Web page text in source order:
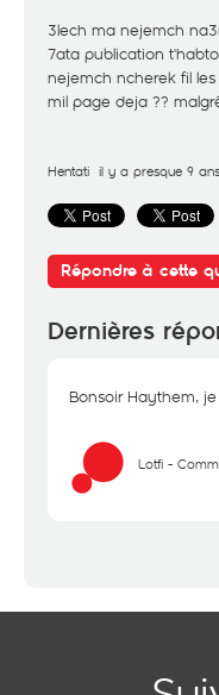
3lech ma nejemch
7ata publication
nejemch ncherek fil
mil page deja ??
Hentati il y a presque 9 ans
Répondre à cette
Dernières
Bonsoir Haythem,
Lotfi -